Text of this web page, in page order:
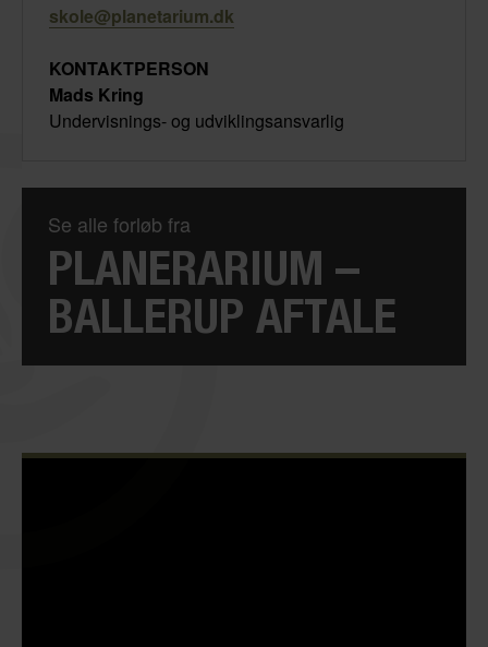
skole@planetarium.dk
KONTAKTPERSON
Mads Kring
​Undervisnings- og udviklingsansvarlig
Se alle forløb fra
PLANERARIUM –
BALLERUP AFTALE